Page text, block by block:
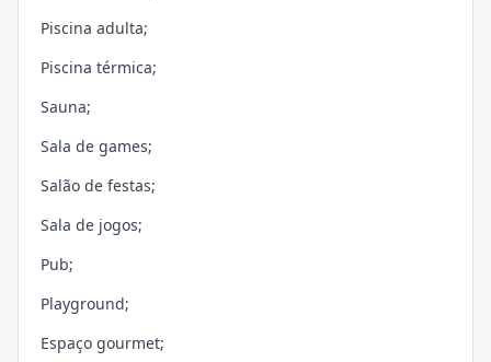
Piscina adulta;
Piscina térmica;
Sauna;
Sala de games;
Salão de festas;
Sala de jogos;
Pub;
Playground;
Espaço gourmet;